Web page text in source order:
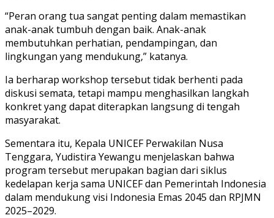
“Peran orang tua sangat penting dalam memastikan
anak-anak tumbuh dengan baik. Anak-anak
membutuhkan perhatian, pendampingan, dan
lingkungan yang mendukung,” katanya.
Ia berharap workshop tersebut tidak berhenti pada
diskusi semata, tetapi mampu menghasilkan langkah
konkret yang dapat diterapkan langsung di tengah
masyarakat.
Sementara itu, Kepala UNICEF Perwakilan Nusa
Tenggara, Yudistira Yewangu menjelaskan bahwa
program tersebut merupakan bagian dari siklus
kedelapan kerja sama UNICEF dan Pemerintah Indonesia
dalam mendukung visi Indonesia Emas 2045 dan RPJMN
2025–2029.